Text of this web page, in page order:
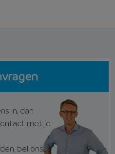
in, dan
met je
bel ons